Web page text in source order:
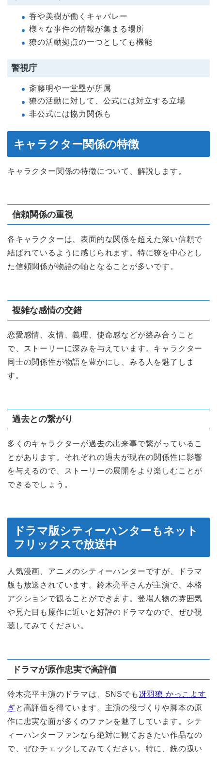
香や美樹が働くキャバレー
様々な事件の情報が集まる場所
獠の活動拠点の一つとしても機能
警視庁
斎藤明や一堂塁が所属
獠の活動に対して、公式には対立する立場
非公式には協力関係も
キャラクター関係の特徴
キャラクター関係の特徴について、解説します。
信頼関係の重視
各キャラクターは、表面的な関係を超えた深い信頼で
結ばれているように感じられます。特に獠を中心とし
た信頼関係が物語の軸となることが多いです。
複雑な感情の交錯
恋愛感情、友情、義理、使命感などが絡み合うこと
で、ストーリーに深みを与えています。キャラクター
同士の関係性が物語を豊かにし、みる人を魅了しま
す。
過去との繋がり
多くのキャラクターが過去の出来事で繋がっているこ
とがあります。それぞれの過去が現在の関係性に影響
を与えるので、ストーリーの展開をより楽しむことが
できるでしょう。
ドラマ版シティーハンターもネット
フリックスで放送中
人気漫画、アニメのシティーハンターですが、ドラマ
版も放送されています。鈴木亮平さんが主演で、本格
アクションで観ることができます。登場人物の雰囲気
や見た目も原作に近いと好評のドラマなので、ぜひ視
聴してみてください。
ドラマが原作忠実で高評価
鈴木亮平主演のドラマは、SNSでも 冴羽獠 かっこよす
ぎと高評価を得ています。主演の役づくりや脚本の原
作に忠実な面が多くのファンを魅了しています。シテ
ィーハンターファンなら絶対に観ておきたい作品なの
で、ぜひチェックしてみてください。特に、銃の扱い